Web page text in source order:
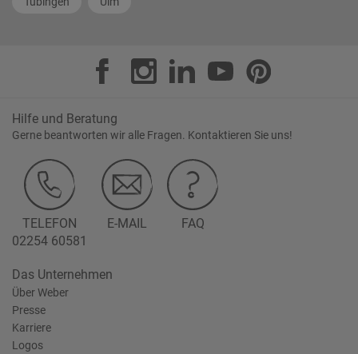
Hilfe und Beratung
Gerne beantworten wir alle Fragen. Kontaktieren Sie uns!
TELEFON
02254 60581
E-MAIL FAQ
Das Unternehmen
Über Weber
Presse
Karriere
Logos